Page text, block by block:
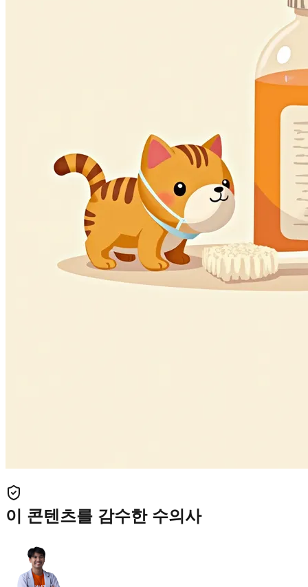
이 콘텐츠를 감수한 수의사